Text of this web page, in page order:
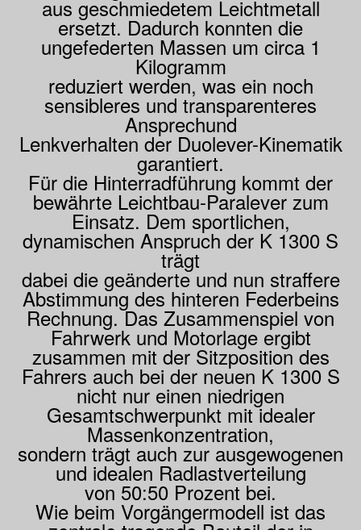
aus geschmiedetem Leichtmetall
ersetzt. Dadurch konnten die
ungefederten Massen um circa 1
Kilogramm
reduziert werden, was ein noch
sensibleres und transparenteres
Ansprechund
Lenkverhalten der Duolever-Kinematik
garantiert.
Für die Hinterradführung kommt der
bewährte Leichtbau-Paralever zum
Einsatz. Dem sportlichen,
dynamischen Anspruch der K 1300 S
trägt
dabei die geänderte und nun straffere
Abstimmung des hinteren Federbeins
Rechnung. Das Zusammenspiel von
Fahrwerk und Motorlage ergibt
zusammen mit der Sitzposition des
Fahrers auch bei der neuen K 1300 S
nicht nur einen niedrigen
Gesamtschwerpunkt mit idealer
Massenkonzentration,
sondern trägt auch zur ausgewogenen
und idealen Radlastverteilung
von 50:50 Prozent bei.
Wie beim Vorgängermodell ist das